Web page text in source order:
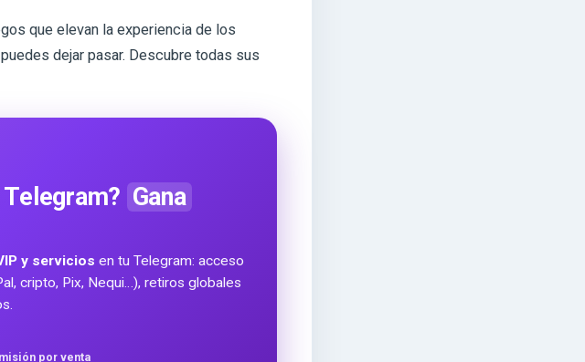
que elevan la experiencia de los
dejar pasar. Descubre todas sus
Gana
y servicios en tu Telegram: acceso
cripto, Pix, Nequi…), retiros globales
por venta